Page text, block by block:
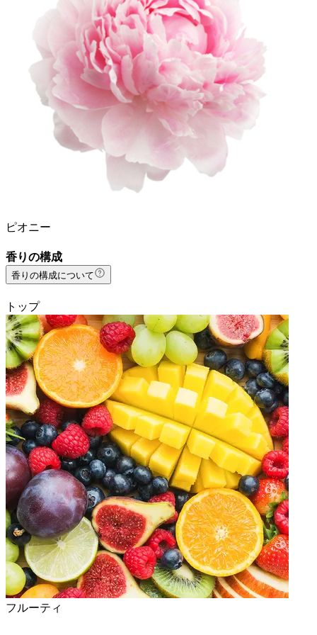
ピオニー
香りの構成
香りの構成について
トップ
フルーティ